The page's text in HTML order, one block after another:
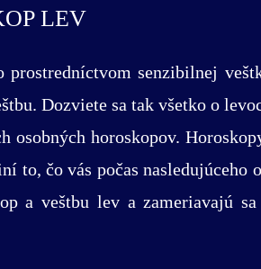
LEV
senzibilnej
Dozviete sa tak všetko o
horoskopov.
to, čo vás počas nasledujúceho
a veštbu lev a zameriavajú